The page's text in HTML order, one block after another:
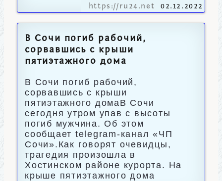
https://ru24.net 02.12.2022
В Сочи погиб рабочий,
сорвавшись с крыши
пятиэтажного дома
В Сочи погиб рабочий,
сорвавшись с крыши
пятиэтажного домаВ Сочи
сегодня утром упав с высоты
погиб мужчина. Об этом
сообщает telegram-канал «ЧП
Сочи».Как говорят очевидцы,
трагедия произошла в
Хостинском районе курорта. На
крыше пятиэтажного дома